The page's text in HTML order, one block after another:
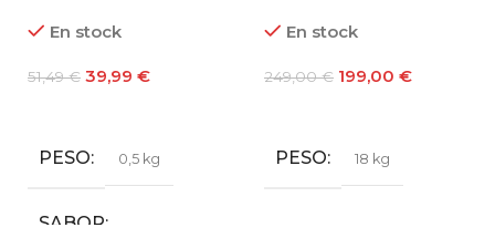
En stock
51,49€ 39,99 €
PESO 0,5 kg
SABOR
En stock
249,00€ 199,00 €
PESO 18 kg